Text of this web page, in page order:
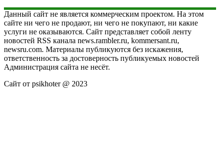
Данный сайт не является коммерческим проектом. На этом
сайте ни чего не продают, ни чего не покупают, ни какие
услуги не оказываются. Сайт представляет собой ленту
новостей RSS канала news.rambler.ru, kommersant.ru,
newsru.com. Материалы публикуются без искажения,
ответственность за достоверность публикуемых новостей
Администрация сайта не несёт.
Сайт от psikhoter @ 2023